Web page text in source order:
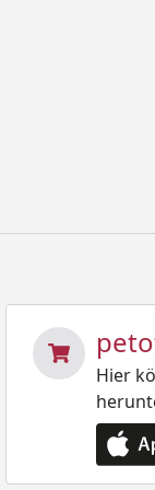
Hier